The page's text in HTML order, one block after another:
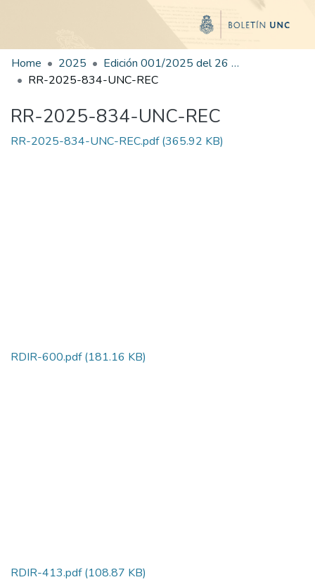
Home 2025
Edición 001/2025 del 26 de mayo de 2025
RR-2025-834-UNC-REC
RR-2025-834-UNC-REC
RR-2025-834-UNC-REC.pdf(365.92 KB)
RDIR-600.pdf(181.16 KB)
RDIR-413.pdf(108.87 KB)